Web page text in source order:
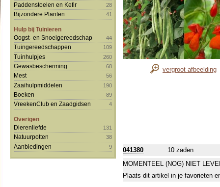
Paddenstoelen en Kefir 28
Bijzondere Planten 41
Hulp bij Tuinieren
Oogst- en Snoeigereedschap
44
Tuingereedschappen 109
Tuinhulpjes 260
Gewasbescherming 68
Mest 56
Zaaihulpmiddelen 190
Boeken 89
VreekenClub en Zaadgidsen 4
Overigen
Dierenliefde
131
Natuurpotten 38
Aanbiedingen 9
vergroot afbeelding
041380
10 zaden
MOMENTEEL (NOG) NIET
Plaats dit artikel in je favorieten